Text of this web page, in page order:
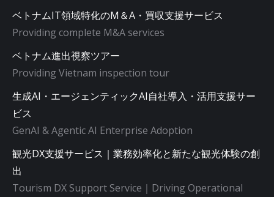
ベトナムIT領域特化のM＆A・買収支援サービス
Providing complete M&A services
ベトナム進出視察ツアー
Providing Vietnam inspection tour
生成AI・エージェンティックAI自社導入・活用支援サー
ビス
GenAI & Agentic AI Enterprise Adoption
観光DX支援サービス｜業務効率化と新たな観光体験の創
出
Tourism DX Support Service｜Driving Operational